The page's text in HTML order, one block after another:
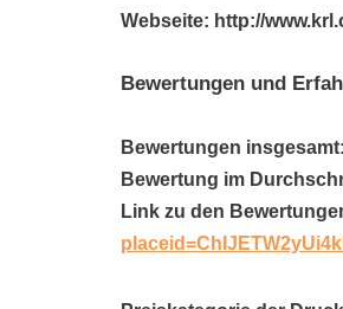
Webseite: http://
Bewertungen und
Bewertungen
Bewertung im
Link zu den